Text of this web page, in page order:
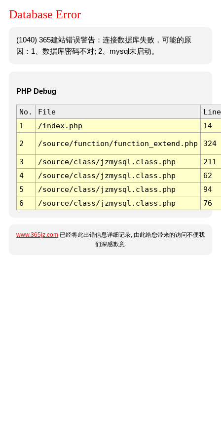
Database Error
(1040) 365建站错误警告：连接数据库失败，可能的原
因：1、数据库密码不对; 2、mysql未启动。
PHP Debug
No. File
Line
1
/index.php 14
2 /source/function/function_extend.php 324
3 /source/class/jzmysql.class.php
211
4
/source/class/jzmysql.class.php
62
5
/source/class/jzmysql.class.php
94
6
/source/class/jzmysql.class.php 76
www.365jz.com 已经将此出错信息详细记录, 由此给您带来的访问不便我
们深感歉意.